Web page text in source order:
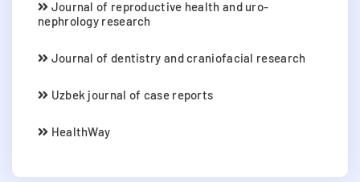
Journal of reproductive health and uro-
nephrology research
Journal of dentistry and craniofacial research
Uzbek journal of case reports
HealthWay